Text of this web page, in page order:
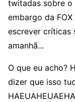
twitadas sobre o
embargo da
escrever críticas
amanhã…
O que eu acho?
dizer que isso